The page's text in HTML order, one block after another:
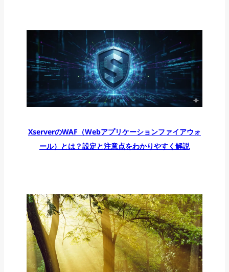
XserverのWAF（Webアプリケーションファイアウォ
ール）とは？設定と注意点をわかりやすく解説